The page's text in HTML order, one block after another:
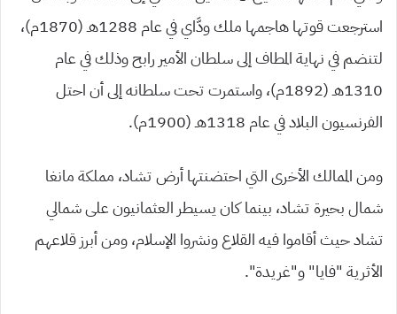
استرجعت قوتها هاجمها ملك ودَّاي في عام 1288هـ (1870م)،
لتنضم في نهاية المطاف إلى سلطان الأمير رابح وذلك في عام
1310هـ (1892م)، واستمرت تحت سلطانه إلى أن احتل
الفرنسيون البلاد في عام 1318هـ (1900م).
ومن الممالك الأخرى التي احتضنتها أرض تشاد، مملكة مانغا
شمال بحيرة تشاد، بينما كان يسيطر العثمانيون على شمالي
تشاد حيث أقاموا فيه القلاع ونشروا الإسلام، ومن أبرز قلاعهم
الأثرية “فايا” و”غريدة”.